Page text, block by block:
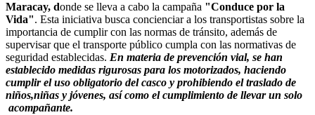
Maracay, donde se lleva a cabo la campaña "Conduce por la
Vida". Esta iniciativa busca concienciar a los transportistas sobre la
importancia de cumplir con las normas de tránsito, además de
supervisar que el transporte público cumpla con las normativas de
seguridad establecidas. En materia de prevención vial, se han
establecido medidas rigurosas para los motorizados, haciendo
cumplir el uso obligatorio del casco y prohibiendo el traslado de
niños,niñas y jóvenes, así como el cumplimiento de llevar un solo
acompañante.